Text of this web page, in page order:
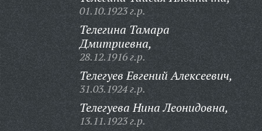
01.10.1923 г.р.
Телегина Тамара
Дмитриевна,
28.12.1916 г.р.
Телегуев Евгений Алексеевич,
31.03.1924 г.р.
Телегуева Нина Леонидовна,
13.11.1923 г.р.